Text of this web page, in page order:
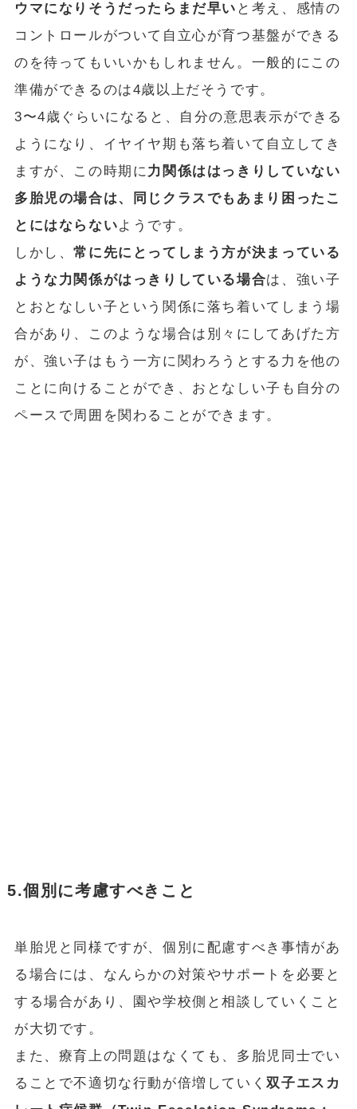
ウマになりそうだったらまだ早い と考え、感情の
コントロールがついて自立心が育つ基盤ができる
のを待ってもいいかもしれません。一般的にこの
準備ができるのは4歳以上だそうです。
3〜4歳ぐらいになると、自分の意思表示ができる
ようになり、イヤイヤ期も落ち着いて自立してき
ますが、この時期に力関係ははっきりしていない
多胎児の場合は、同じクラスでもあまり困ったこ
とにはならないようです。
しかし、常に先にとってしまう方が決まっている
ような力関係がはっきりしている場合は、強い子
とおとなしい子という関係に落ち着いてしまう場
合があり、このような場合は別々にしてあげた方
が、強い子はもう一方に関わろうとする力を他の
ことに向けることができ、おとなしい子も自分の
ペースで周囲を関わることができます。
5.個別に考慮すべきこと
単胎児と同様ですが、個別に配慮すべき事情があ
る場合には、なんらかの対策やサポートを必要と
する場合があり、園や学校側と相談していくこと
が大切です。
また、療育上の問題はなくても、多胎児同士でい
ることで不適切な行動が倍増していく双子エスカ